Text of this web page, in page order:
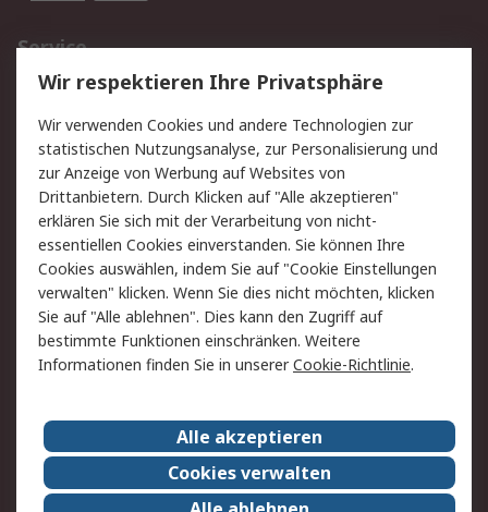
Service
Value Added Services
Lieferlösungen
Rücksendungen
Kontakt
Hilfe
Rechtliches
AGB
Datenschutz
Cookie-Richtlinie
Zahlungsbedingungen
Copyright/Impressum
Über RS
Karriere bei RS
Nachhaltigkeit
Qualität/Umwelt/ZertifikatePresse-Center
Event-Center
Wir respektieren Ihre Privatsphäre
Wir verwenden Cookies und andere Technologien zur
statistischen Nutzungsanalyse, zur Personalisierung und
zur Anzeige von Werbung auf Websites von
Drittanbietern. Durch Klicken auf "Alle akzeptieren"
erklären Sie sich mit der Verarbeitung von nicht-
essentiellen Cookies einverstanden. Sie können Ihre
Cookies auswählen, indem Sie auf "Cookie Einstellungen
verwalten" klicken. Wenn Sie dies nicht möchten, klicken
Sie auf "Alle ablehnen". Dies kann den Zugriff auf
bestimmte Funktionen einschränken. Weitere
Informationen finden Sie in unsererCookie-Richtlinie.
Alle akzeptieren
Cookies verwalten